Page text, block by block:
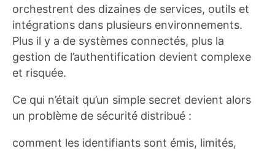
orchestrent des dizaines de services, outils et
intégrations dans plusieurs environnements.
Plus il y a de systèmes connectés, plus la
gestion de l’authentification devient complexe
et risquée.
Ce qui n’était qu’un simple secret devient alors
un problème de sécurité distribué :
comment les identifiants sont émis, limités,